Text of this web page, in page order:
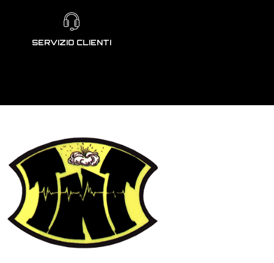
SERVIZIO CLIENTI